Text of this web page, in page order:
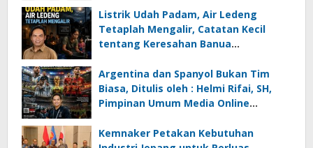
Listrik Udah Padam, Air Ledeng
Tetaplah Mengalir, Catatan Kecil
tentang Keresahan Banua
Ancaman Lingkungan, Oleh : Helmi
Rifai, SH
Argentina dan Spanyol Bukan Tim
Biasa, Ditulis oleh : Helmi Rifai, SH,
Pimpinan Umum Media Online
Kemnaker Petakan Kebutuhan